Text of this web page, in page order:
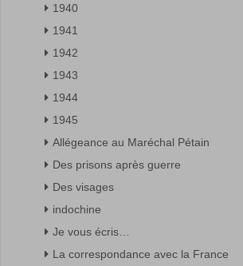
1940
1941
1942
1943
1944
1945
Allégeance au Maréchal Pétain
Des prisons après guerre
Des visages
indochine
Je vous écris…
La correspondance avec la France